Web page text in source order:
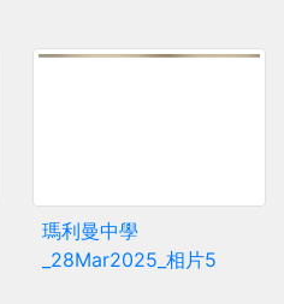
瑪利曼中學
_28Mar2025_相片5